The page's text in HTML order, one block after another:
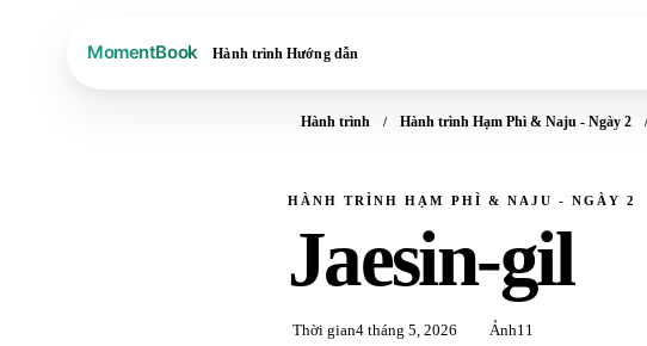
Hành trình Hướng dẫn
Hành trình Hành trình Hạm Phì & Naju - Ngày 2
HÀNH TRÌNH HẠM PHÌ & NAJU - NGÀY 2
Jaesin-gil
Thời gian4 tháng 5, 2026 Ảnh11